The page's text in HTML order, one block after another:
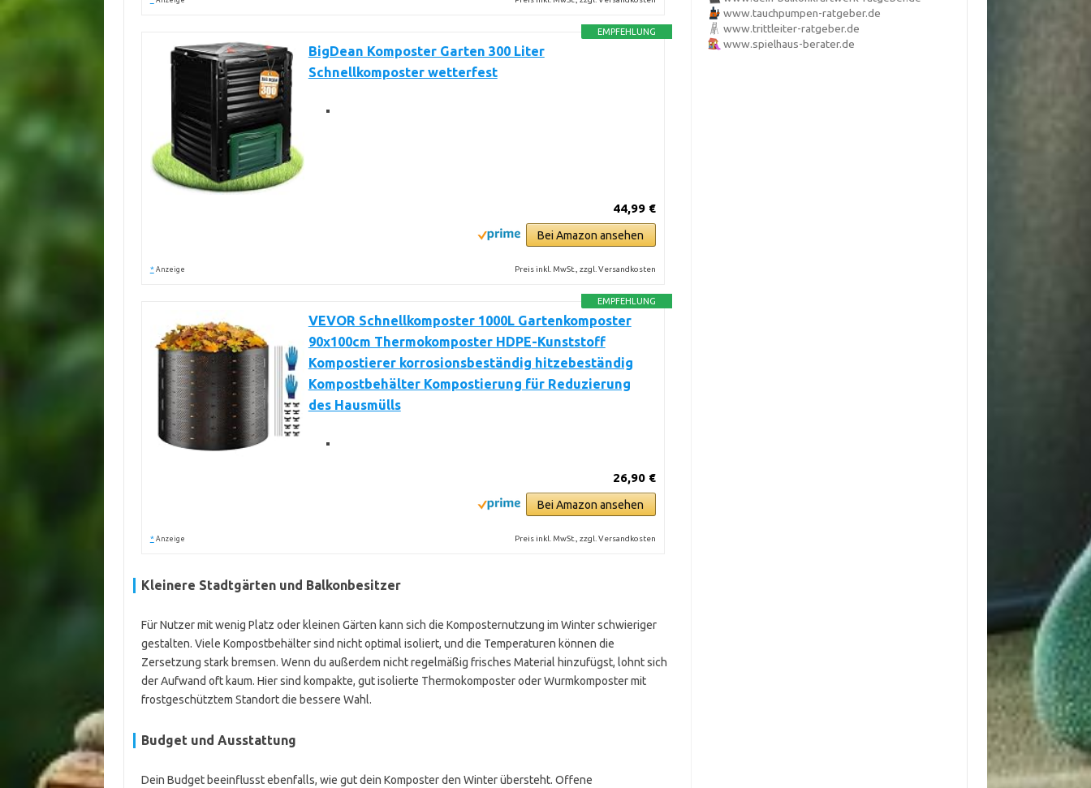
EMPFEHLUNG
BigDean Komposter Garten 300 Liter
Schnellkomposter wetterfest
44,99 €
Bei Amazon ansehen
* Anzeige Preis inkl. MwSt., zzgl. Versandkosten
EMPFEHLUNG
VEVOR Schnellkomposter 1000L Gartenkomposter
90x100cm Thermokomposter HDPE-Kunststoff
Kompostierer korrosionsbeständig hitzebeständig
Kompostbehälter Kompostierung für Reduzierung
des Hausmülls
26,90 €
Bei Amazon ansehen
* Anzeige Preis inkl. MwSt., zzgl. Versandkosten
Kleinere Stadtgärten und Balkonbesitzer
Für Nutzer mit wenig Platz oder kleinen Gärten kann sich die Komposternutzung im Winter schwieriger
gestalten. Viele Kompostbehälter sind nicht optimal isoliert, und die Temperaturen können die
Zersetzung stark bremsen. Wenn du außerdem nicht regelmäßig frisches Material hinzufügst, lohnt sich
der Aufwand oft kaum. Hier sind kompakte, gut isolierte Thermokomposter oder Wurmkomposter mit
frostgeschütztem Standort die bessere Wahl.
Budget und Ausstattung
Dein Budget beeinflusst ebenfalls, wie gut dein Komposter den Winter übersteht. Offene
www.tauchpumpen-ratgeber.de
www.trittleiter-ratgeber.de
www.spielhaus-berater.de